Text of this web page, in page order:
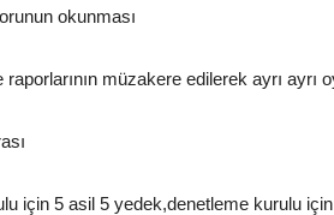
okunması
müzakere edilerek ayrı ayrı
için 5 asil 5 yedek,denetleme kurulu